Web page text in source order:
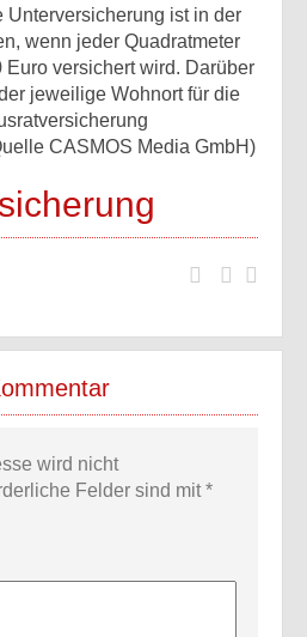
Unterversicherung ist in der
wenn jeder Quadratmeter
Euro versichert wird. Darüber
jeweilige Wohnort für die
CASMOS Media GmbH)
wird nicht
Felder sind mit*